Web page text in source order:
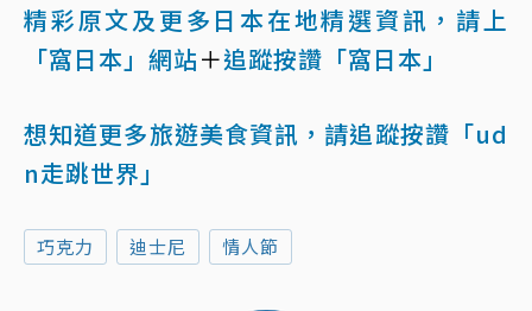
精彩原文及更多日本在地精選資訊，請上
「窩日本」網站＋追蹤按讚「窩日本」
想知道更多旅遊美食資訊，請追蹤按讚「ud
n走跳世界」
巧克力 迪士尼 情人節